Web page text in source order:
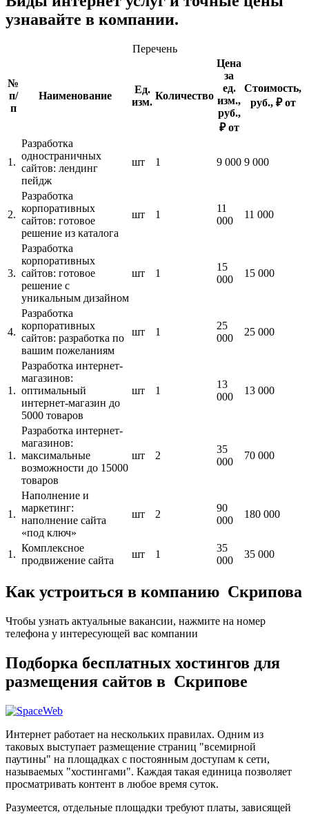
узнавайте в компании.
Перечень
№
п/
п
Наименование
Ед.
изм.
Количество
Цена
за
ед.
изм.,
руб.,
₽ от
Стоимость,
руб., ₽ от
1.
Разработка
одностраничных
сайтов: лендинг
пейдж
шт 1 9 000 9 000
2.
Разработка
корпоративных
сайтов: готовое
решение из каталога
шт 1
11
000
11 000
3.
Разработка
корпоративных
сайтов: готовое
решение с
уникальным дизайном
шт 1
15
000
15 000
4.
Разработка
корпоративных
сайтов: разработка по
вашим пожеланиям
шт 1
25
000
25 000
1.
Разработка интернет-
магазинов:
оптимальный
интернет-магазин до
5000 товаров
шт 1
13
000
13 000
1.
Разработка интернет-
магазинов:
максимальные
возможности до 15000
товаров
шт 2
35
000
70 000
1.
Наполнение и
маркетинг:
наполнение сайта
«под ключ»
шт 2
90
000
180 000
1.
Комплексное
продвижение сайта
шт 1
35
000
35 000
Как устроиться в компанию Скрипова
Чтобы узнать актуальные вакансии, нажмите на номер
телефона у интересующей вас компании
Подборка бесплатных хостингов для
размещения сайтов в Скрипове
Интернет работает на нескольких правилах. Одним из
таковых выступает размещение страниц "всемирной
паутины" на площадках с постоянным доступам к сети,
называемых "хостингами". Каждая такая единица позволяет
просматривать контент в любое время суток.
Разумеется, отдельные площадки требуют платы, зависящей